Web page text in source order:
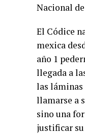
Nacional
El Códice
mexica
año 1
llegada a
las
llamarse a
sino una
justificar